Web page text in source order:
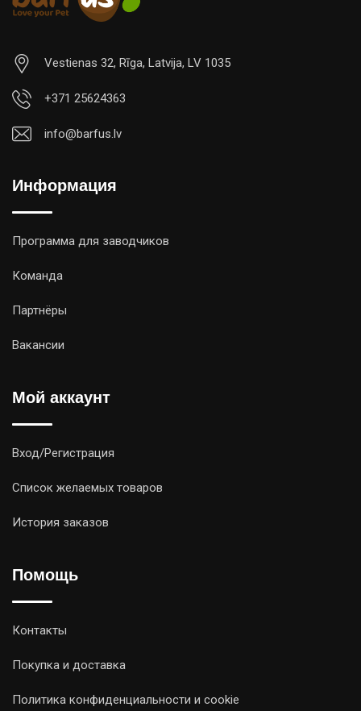
Vestienas 32, Rīga, Latvija, LV 1035
+371 25624363
info@barfus.lv
Информация
Программа для заводчиков
Команда
Партнёры
Вакансии
Мой аккаунт
Вход/Регистрация
Список желаемых товаров
История заказов
Помощь
Контакты
Покупка и доставка
Политика конфиденциальности и cookie